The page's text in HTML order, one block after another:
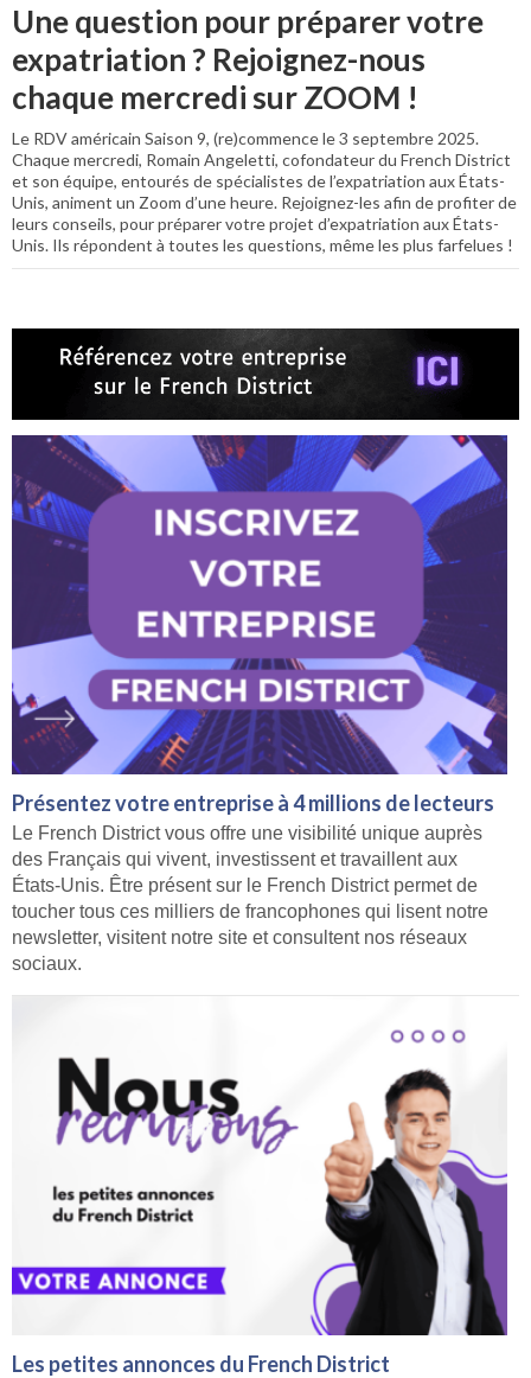
Une question pour préparer votre
expatriation ? Rejoignez-nous
chaque mercredi sur ZOOM !
Le RDV américain Saison 9, (re)commence le 3 septembre 2025.
Chaque mercredi, Romain Angeletti, cofondateur du French District
et son équipe, entourés de spécialistes de l’expatriation aux États-
Unis, animent un Zoom d’une heure. Rejoignez-les afin de profiter de
leurs conseils, pour préparer votre projet d’expatriation aux États-
Unis. Ils répondent à toutes les questions, même les plus farfelues !
Présentez votre entreprise à 4 millions de lecteurs
Le French District vous offre une visibilité unique auprès
des Français qui vivent, investissent et travaillent aux
États-Unis. Être présent sur le French District permet de
toucher tous ces milliers de francophones qui lisent notre
newsletter, visitent notre site et consultent nos réseaux
sociaux.
Les petites annonces du French District